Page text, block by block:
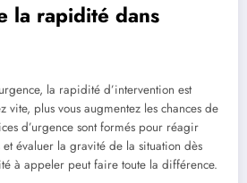
la rapidité dans
la rapidité d’intervention est
vite, plus vous augmentez les chances de
d’urgence sont formés pour réagir
évaluer la gravité de la situation dès
à appeler peut faire toute la différence.